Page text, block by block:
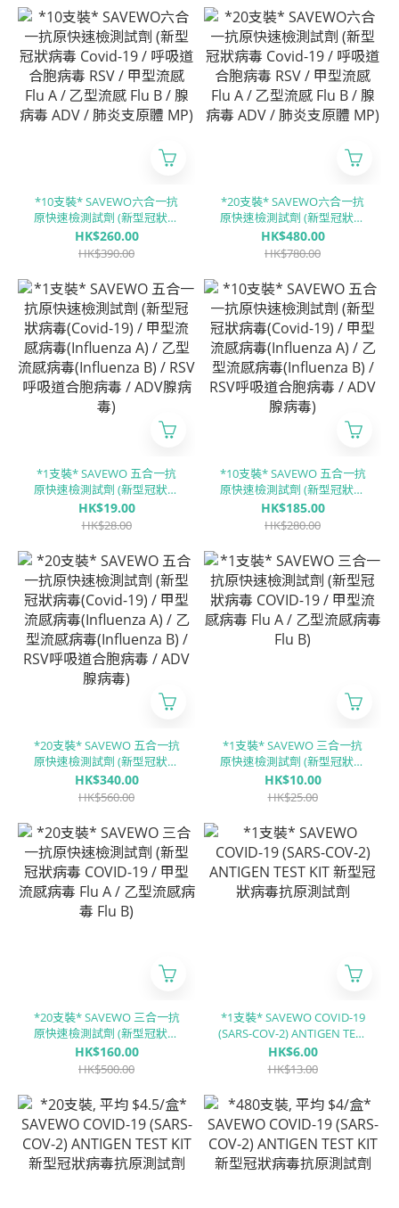
支原體 MP/副流感 PIV 1/3型/
副流感PIV 2型/肺炎衣原體
CP)
肺炎支原體 MP)
*10支裝* SAVEWO六合一抗
原快速檢測試劑 (新型冠狀病
毒 Covid-19 / 呼吸道合胞病
毒 RSV / 甲型流感 Flu A / ⼄
肺炎支原體 MP)
HK$260.00
HK$390.00
*20支裝* SAVEWO六合一抗
原快速檢測試劑 (新型冠狀病
毒 Covid-19 / 呼吸道合胞病
毒 RSV / 甲型流感 Flu A / ⼄
肺炎支原體 MP)
HK$480.00
HK$780.00
*1支裝* SAVEWO 五合一抗
原快速檢測試劑 (新型冠狀病
毒(Covid-19) / 甲型流感病毒
(Influenza A) / 乙型流感病毒
胞病毒 / ADV腺病毒)
HK$19.00
HK$28.00
*10支裝* SAVEWO 五合一抗
原快速檢測試劑 (新型冠狀病
毒(Covid-19) / 甲型流感病毒
(Influenza A) / 乙型流感病毒
胞病毒 / ADV腺病毒)
HK$185.00
HK$280.00
*20支裝* SAVEWO 五合一抗
原快速檢測試劑 (新型冠狀病
毒(Covid-19) / 甲型流感病毒
(Influenza A) / 乙型流感病毒
胞病毒 / ADV腺病毒)
HK$340.00
HK$560.00
*1支裝* SAVEWO 三合一抗
原快速檢測試劑 (新型冠狀病
毒 COVID-19 / 甲型流感病毒
Flu A / 乙型流感病毒 Flu B)
HK$10.00
HK$25.00
*20支裝* SAVEWO 三合一抗
原快速檢測試劑 (新型冠狀病
毒 COVID-19 / 甲型流感病毒
Flu A / 乙型流感病毒 Flu B)
HK$160.00
HK$500.00
*1支裝* SAVEWO COVID-19
(SARS-COV-2) ANTIGEN TEST
KIT 新型冠狀病毒抗原測試劑
HK$6.00
HK$13.00